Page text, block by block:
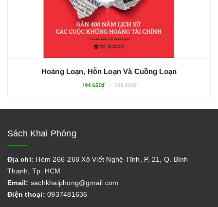
Hoảng Loạn, Hỗn Loạn Và Cuồng Loạn
194.650₫ 229.000₫
Sách Khai Phóng
Địa chỉ: Hẻm 266-268 Xô Viết Nghệ Tĩnh, P. 21, Q. Bình
Thạnh, Tp. HCM
Email: sachkhaiphong@gmail.com
Điện thoại: 0937481636